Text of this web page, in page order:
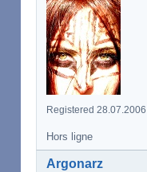
Registered 28.07.2006
Hors ligne
Argonarz